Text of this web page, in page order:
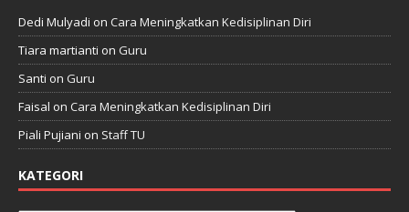
Dedi Mulyadi on Cara Meningkatkan Kedisiplinan Diri
Tiara martianti on Guru
Santi on Guru
Faisal on Cara Meningkatkan Kedisiplinan Diri
Piali Pujiani on Staff TU
KATEGORI